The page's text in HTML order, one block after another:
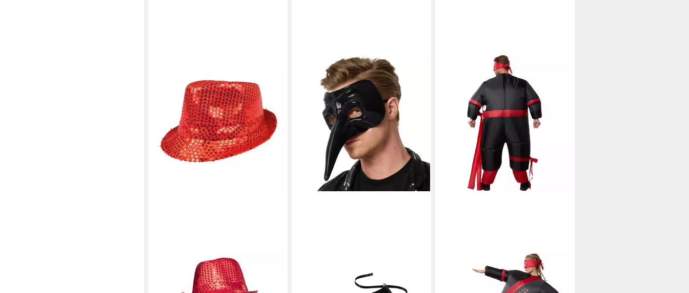
Kostüm Pailletten-Hut glitzernd
Popstar Hut Auswahl für Karneval
Kostüm Faschingskleidung, auch
Maskeradenverkleidung, in der Farbe
DRESSFORFUN
Schattenkrieger/Aufblasanzug, in